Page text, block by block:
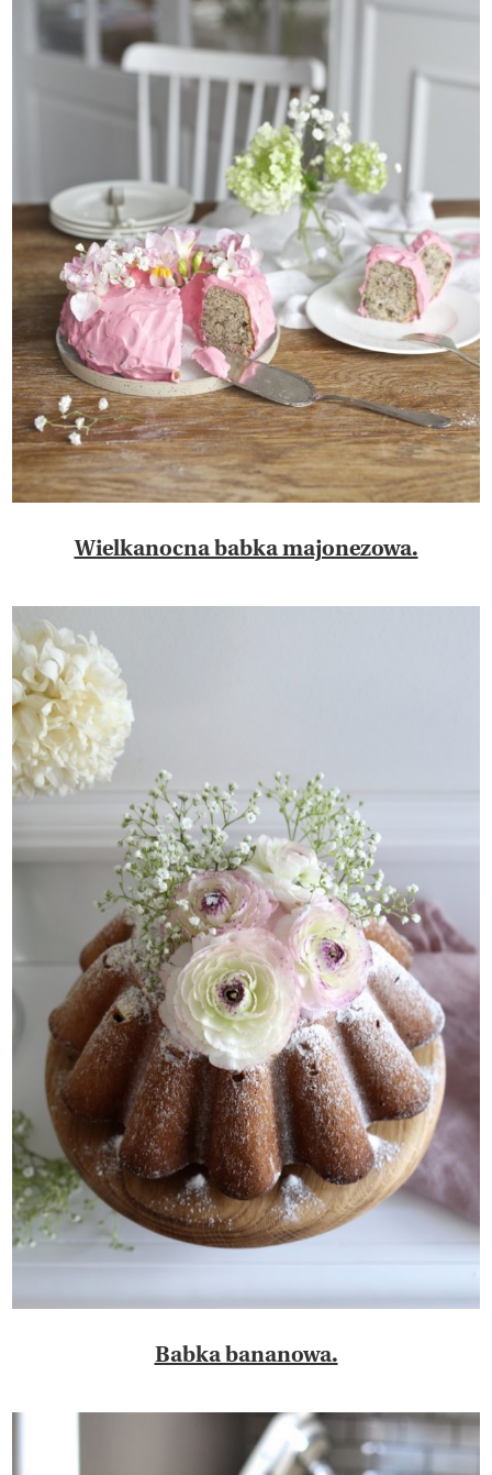
Wielkanocna babka majonezowa.
Babka bananowa.